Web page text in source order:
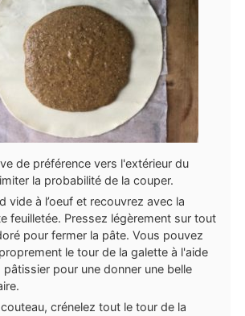
de préférence vers l'extérieur du
la probabilité de la couper.
vide à l’oeuf et recouvrez avec la
feuilletée. Pressez légèrement sur tout
pour fermer la pâte. Vous pouvez
le tour de la galette à l'aide
pâtissier pour une donner une belle
crénelez tout le tour de la